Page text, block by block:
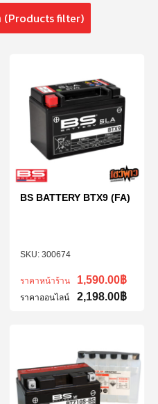
(Products filter)
300674
BS BATTERY BTX9 (FA)
ราคาหน้าร้าน 1,590.00฿
ราคาออนไลน์ 2,198.00฿